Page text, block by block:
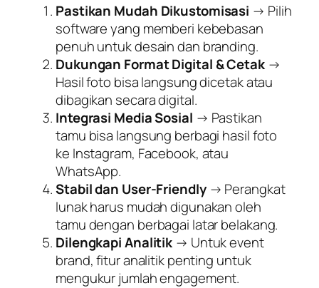
Pastikan Mudah Dikustomisasi → Pilih
software yang memberi kebebasan
penuh untuk desain dan branding.
Dukungan Format Digital & Cetak→
Hasil foto bisa langsung dicetak atau
dibagikan secara digital.
Integrasi Media Sosial → Pastikan
tamu bisa langsung berbagi hasil foto
ke Instagram, Facebook, atau
WhatsApp.
Stabil dan User-Friendly→ Perangkat
lunak harus mudah digunakan oleh
tamu dengan berbagai latar belakang.
Dilengkapi Analitik → Untuk event
brand, fitur analitik penting untuk
mengukur jumlah engagement.